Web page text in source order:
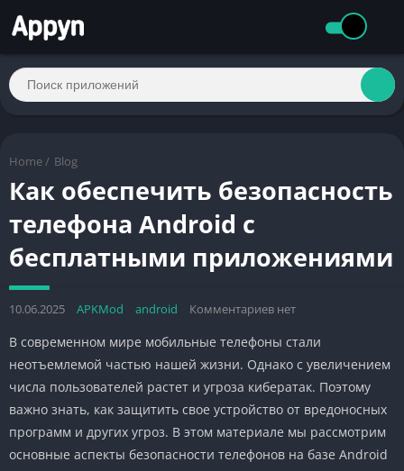
Home / Blog
Как обеспечить безопасность
телефона Android с
бесплатными приложениями
10.06.2025 APKMod android Комментариев нет
В современном мире мобильные телефоны стали
неотъемлемой частью нашей жизни. Однако с увеличением
числа пользователей растет и угроза кибератак. Поэтому
важно знать, как защитить свое устройство от вредоносных
программ и других угроз. В этом материале мы рассмотрим
основные аспекты безопасности телефонов на базе Android